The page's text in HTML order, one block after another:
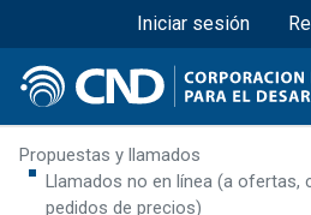
al
Menú
Iniciar sesión
Propuestas y llamados
Llamados no en línea (a ofertas,
pedidos de precios)